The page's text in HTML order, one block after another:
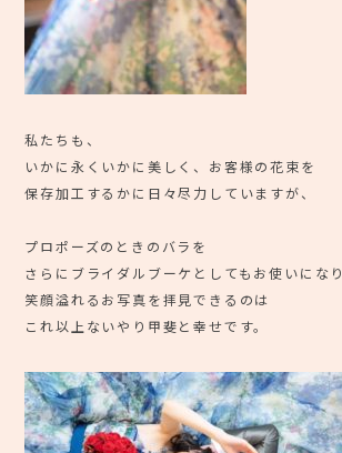
私たちも、
いかに永くいかに美しく、お客様の花束を
保存加工するかに日々尽力していますが、
プロポーズのときのバラを
さらにブライダルブーケとしてもお使いになり
笑顔溢れるお写真を拝見できるのは
これ以上ないやり甲斐と幸せです。